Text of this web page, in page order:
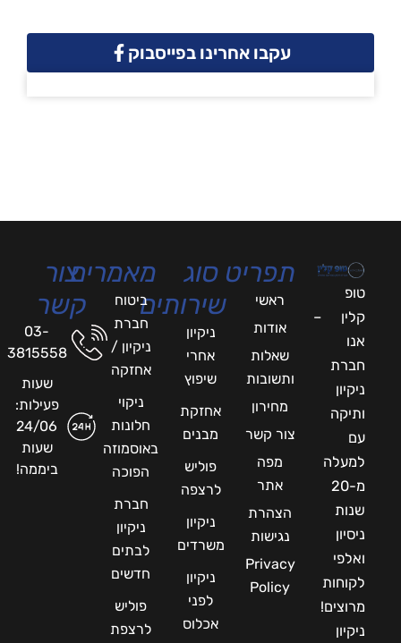
עקבו אחרינו בפייסבוק
טופ
קלין –
אנו
חברת
ניקיון
ותיקה
עם
למעלה
מ-20
שנות
ניסיון
ואלפי
לקוחות
מרוצים!
ניקיון
תפריט
ראשי
אודות
שאלות
ותשובות
מחירון
צור קשר
מפה
אתר
הצהרת
נגישות
Privacy
Policy
סוג
שירותים
ניקיון
אחרי
שיפוץ
אחזקת
מבנים
פוליש
לרצפה
ניקיון
משרדים
ניקיון
לפני
אכלוס
מאמרים
ביטוח
חברת
ניקיון /
אחזקה
ניקוי
חלונות
באוסמוזה
הפוכה
חברת
ניקיון
לבתים
חדשים
פוליש
לרצפת
צור
קשר
03-
3815558
שעות
פעילות:
24/06
שעות
ביממה!